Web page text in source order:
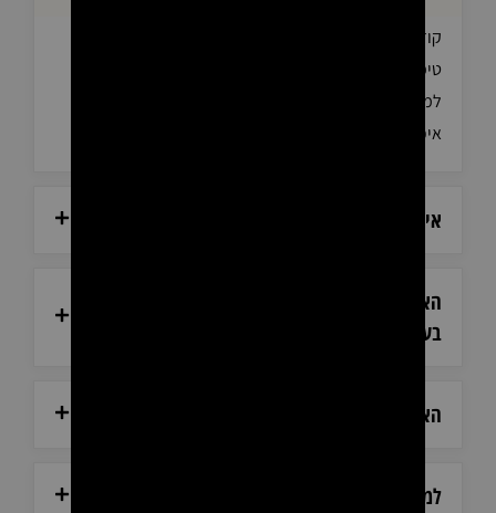
קוזמיד ביוטי בע"מ היא חברה המתמחה בשיווק מוצרי
טיפוח, ציוד מקצועי וריהוט למספרות. החברה פועלת
איכותיים, שירות מקצועי וידע רב שנצבר לאורך השנים.
אילו מוצרים ניתן לרכוש באתר?
האם אתם עובדים עם לקוחות פרטיים או רק עם
בעלי מקצוע?
האם המוצרים באתר מקוריים?
למה כדאי לקנות בקוזמיד ביוטי?